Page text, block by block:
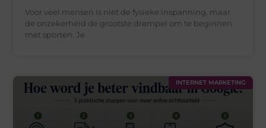
Voor veel mensen is niet de fysieke inspanning, maar
de onzekerheid de grootste drempel om te beginnen
met sporten. Je
INTERNET MARKETING